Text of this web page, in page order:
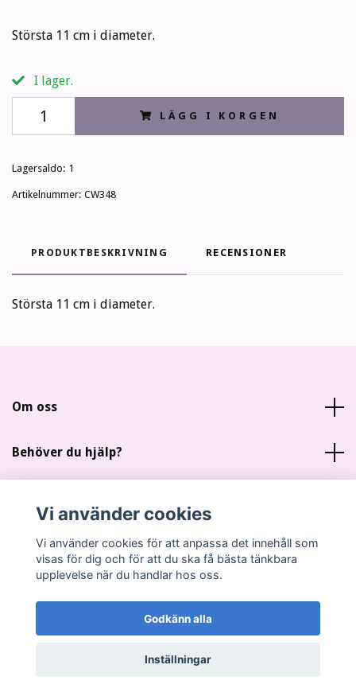
Största 11 cm i diameter.
I lager.
LÄGG I KORGEN
Lagersaldo: 1
Artikelnummer: CW348
PRODUKTBESKRIVNING RECENSIONER
Största 11 cm i diameter.
Om oss
Behöver du hjälp?
Sociala medier
© 2026 Miankas Scrap
Vi använder cookies
Vi använder cookies för att anpassa det innehåll som
visas för dig och för att du ska få bästa tänkbara
upplevelse när du handlar hos oss.
Godkänn alla
Inställningar